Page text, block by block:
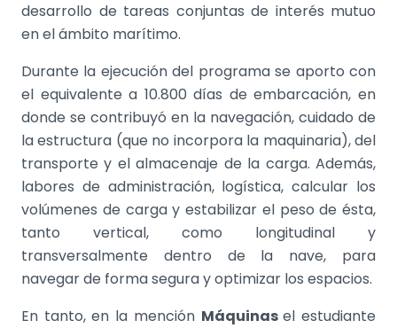
desarrollo de tareas conjuntas de interés mutuo
en el ámbito marítimo.
Durante la ejecución del programa se aporto con
el equivalente a 10.800 días de embarcación, en
donde se contribuyó en la navegación, cuidado de
la estructura (que no incorpora la maquinaria), del
transporte y el almacenaje de la carga. Además,
labores de administración, logística, calcular los
volúmenes de carga y estabilizar el peso de ésta,
tanto vertical, como longitudinal y
transversalmente dentro de la nave, para
navegar de forma segura y optimizar los espacios.
En tanto, en la mención Máquinasel estudiante